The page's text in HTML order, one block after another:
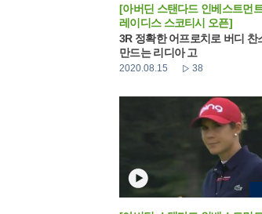
[아버딘 스탠다드 인베스트먼
레이디스 스코티시 오픈]
3R 정확한 어프로치로 버디 찬
만드는 리디아 고
2020.08.15 38